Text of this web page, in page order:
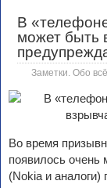
В
может быть
Заметки. Обо
Во время
появилось
(Nokia и аналоги)